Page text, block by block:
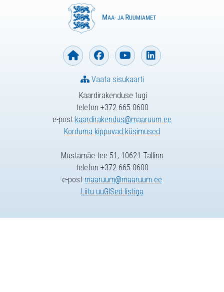
Kaardirakenduse tugi
telefon +372 665 0600
e-post kaardirakendus@maaruum.ee
Korduma kippuvad küsimused
Vaata sisukaarti
Mustamäe tee 51, 10621 Tallinn
telefon +372 665 0600
e-post maaruum@maaruum.ee
Liitu uuGISed listiga